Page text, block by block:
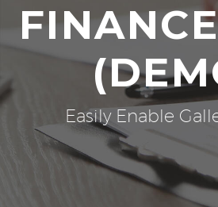
Easily Enable